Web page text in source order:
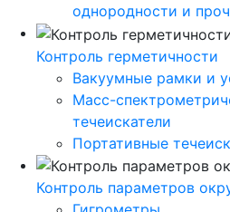
однородности и
Контроль герметичности
Вакуумные рамки и
Масс-
течеискатели
Портативные
Контроль параметров